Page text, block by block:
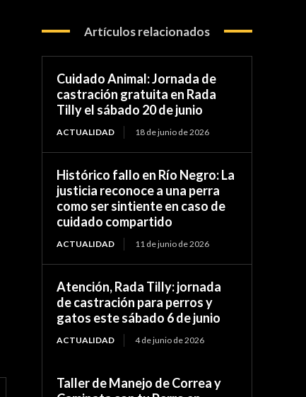
Artículos relacionados
Cuidado Animal: Jornada de
castración gratuita en Rada
Tilly el sábado 20 de junio
ACTUALIDAD 18 de junio de 2026
Histórico fallo en Río Negro: La
justicia reconoce a una perra
como ser sintiente en caso de
cuidado compartido
ACTUALIDAD 11 de junio de 2026
Atención, Rada Tilly: jornada
de castración para perros y
gatos este sábado 6 de junio
ACTUALIDAD 4 de junio de 2026
Taller de Manejo de Correa y